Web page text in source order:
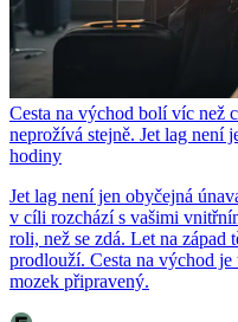
Cesta na východ bolí víc než
neprožívá stejně. Jet lag není
hodiny
Jet lag není jen obyčejná
v cíli rozchází s vašimi
roli, než se zdá. Let na západ
prodlouží. Cesta na východ
mozek připravený.